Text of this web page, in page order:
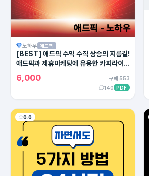
노하우 애드픽
[BEST] 애드픽 수익 수직 상승의 지름길!
애드픽과 제휴마케팅에 유용한 카피라이팅
의 모든 방법!
6,000
구매 553
140 PDF
0.0